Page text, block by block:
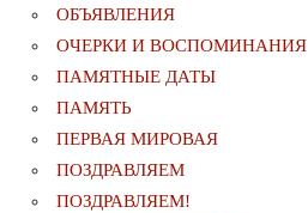
ОБЪЯВЛЕНИЯ
ОЧЕРКИ И ВОСПОМИНАНИЯ
ПАМЯТНЫЕ ДАТЫ
ПАМЯТЬ
ПЕРВАЯ МИРОВАЯ
ПОЗДРАВЛЯЕМ
ПОЗДРАВЛЯЕМ!